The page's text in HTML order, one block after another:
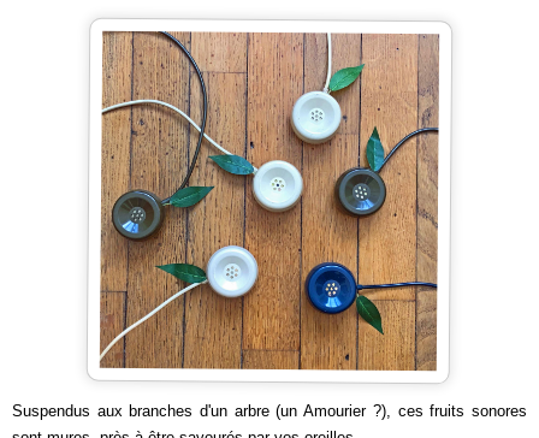
Suspendus aux branches d'un arbre (un Amourier ?), ces fruits sonores